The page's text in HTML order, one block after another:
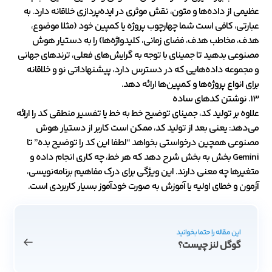
عظیمی از داده‌ها و متون، نقش موثری در ایده‌پردازی خلاقانه دارد. به
عبارتی، کافی است شما چهارچوب پروژه یا کمپین خود (مثلا موضوع،
هدف، مخاطب هدف، فضای زمانی، کلیدواژه‌ها) را به دستیار هوش
مصنوعی بدهید تا جمینای با توجه به گرایش‌های فعلی، ترندهای جهانی
و مجموعه داده‌هایی که در دسترس دارد، پیشنهاداتی نو و خلاقانه
برای انواع پروژه‌ها و کمپین‌ها ارائه دهد.
13. نوشتن کدهای ساده
علاوه بر تولید کد، جمینای توضیح خط به خط یا تفسیر منطقی کد را ارائه
می‌دهد: یعنی بعد از تولید کد، ممکن است کاربر از دستیار هوش
مصنوعی همچین درخواستی بخواهد “لطفا این کد را توضیح بده” تا
Gemini بخش به بخش شرح دهد که هر خط، چه کاری انجام داده و
متغیرها چه معنی دارند. این ویژگی برای درک مفاهیم برنامه‌نویسی،
آزمون و خطای اولیه یا آموزش به صورت خودآموز بسیار کاربردی است.
این مقاله را حتما بخوانید
گوگل لنز چیست؟